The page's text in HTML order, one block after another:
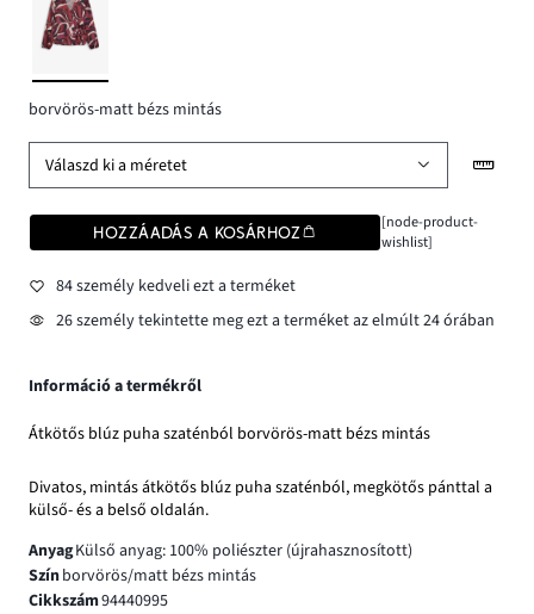
borvörös-matt bézs mintás
Válaszd ki a méretet
HOZZÁADÁS A KOSÁRHOZ
[node-product-
wishlist]
84 személy kedveli ezt a terméket
26 személy tekintette meg ezt a terméket az elmúlt 24 órában
Információ a termékről
Átkötős blúz puha szaténból borvörös-matt bézs mintás
Divatos, mintás átkötős blúz puha szaténból, megkötős pánttal a
külső- és a belső oldalán.
AnyagKülső anyag: 100% poliészter (újrahasznosított)
Színborvörös/matt bézs mintás
Cikkszám94440995